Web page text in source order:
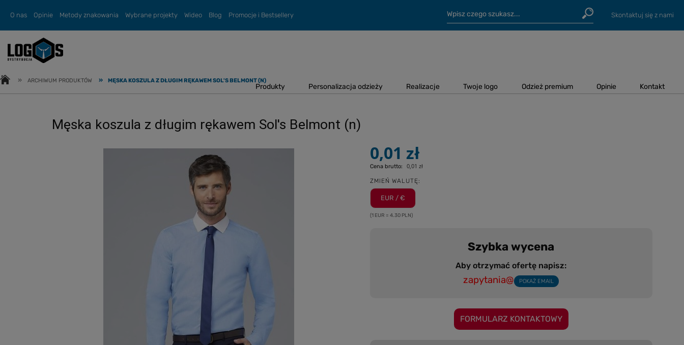
O nas Opinie Metody znakowania Wybrane projekty Wideo Blog Promocje i Bestsellery Skontaktuj się z nami
Produkty Personalizacja odzieży Realizacje Twoje logo Odzież premium Opinie Kontakt
» ARCHIWUM PRODUKTÓW » MĘSKA KOSZULA Z DŁUGIM RĘKAWEM SOL'S BELMONT (N)
Męska koszula z długim rękawem Sol's Belmont (n)
0,01 zł
Cena brutto: 0,01 zł
ZMIEŃ WALUTĘ:
EUR / €
(1 EUR = 4.30 PLN)
Szybka wycena
Aby otrzymać ofertę napisz:
zapytania@ POKAŻ EMAIL
FORMULARZ KONTAKTOWY